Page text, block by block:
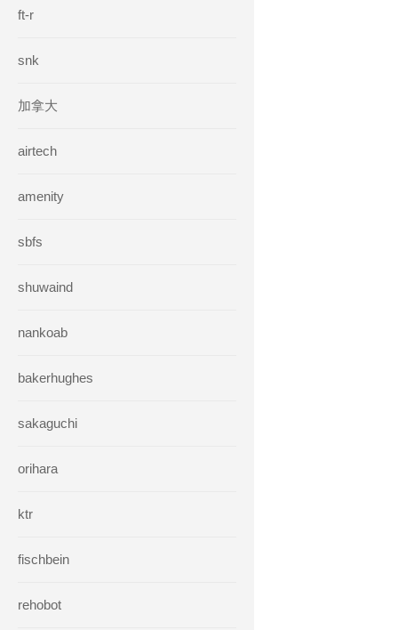
ft-r
snk
加拿大
airtech
amenity
sbfs
shuwaind
nankoab
bakerhughes
sakaguchi
orihara
ktr
fischbein
rehobot